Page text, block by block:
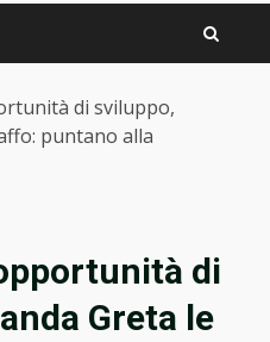
di sviluppo,
puntano alla
di
Greta le